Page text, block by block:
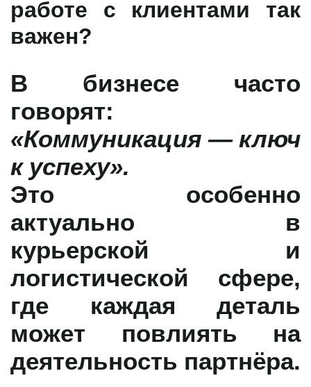
работе с клиентами так
важен?
В бизнесе часто
говорят:
«Коммуникация — ключ
к успеху».
Это особенно
актуально в
курьерской и
логистической сфере,
где каждая деталь
может повлиять на
деятельность партнёра.